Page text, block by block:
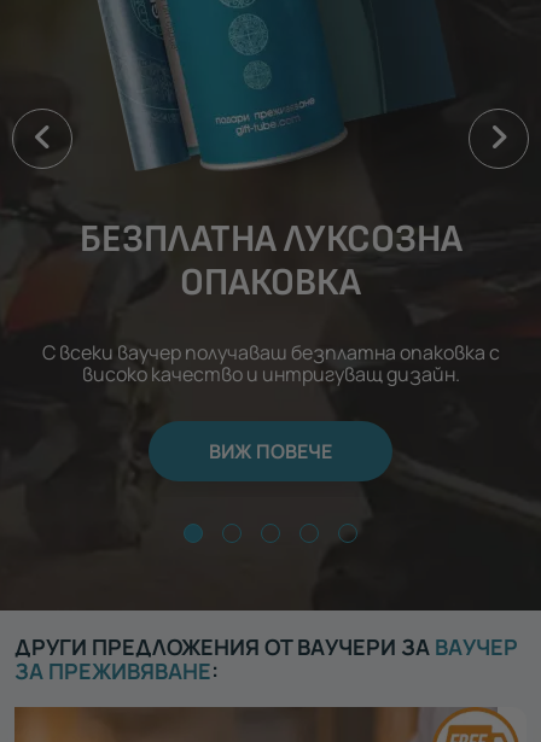
БЕЗПЛАТНА ЛУКСОЗНА
ОПАКОВКА
С всеки ваучер получаваш безплатна опаковка с
високо качество и интригуващ дизайн.
ВИЖ ПОВЕЧЕ
ДРУГИ ПРЕДЛОЖЕНИЯ ОТ ВАУЧЕРИ ЗА ВАУЧЕР
ЗА ПРЕЖИВЯВАНЕ: